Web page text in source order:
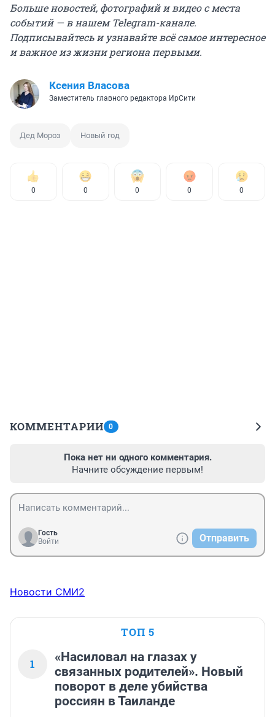
Больше новостей, фотографий и видео с места
событий — в нашем Telegram-канале.
Подписывайтесь и узнавайте всё самое интересное
и важное из жизни региона первыми.
Ксения Власова
Заместитель главного редактора ИрСити
Дед Мороз Новый год
0 0 0 0 0
КОММЕНТАРИИ 0
Пока нет ни одного комментария.
Начните обсуждение первым!
Гость
Войти
Отправить
Новости СМИ2
ТОП 5
1
«Насиловал на глазах у
связанных родителей». Новый
поворот в деле убийства
россиян в Таиланде